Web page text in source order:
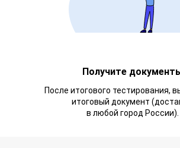
Получите
После итогового тестирования,
итоговый документ
в любой город России).